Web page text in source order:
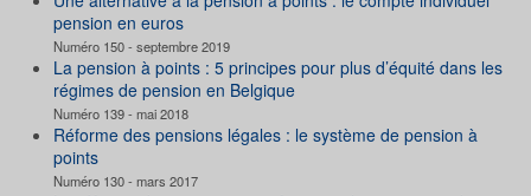
pension en euros
Numéro 150 - septembre 2019
La pension à points : 5 principes pour plus d’équité dans les
régimes de pension en Belgique
Numéro 139 - mai 2018
Réforme des pensions légales : le système de pension à
points
Numéro 130 - mars 2017